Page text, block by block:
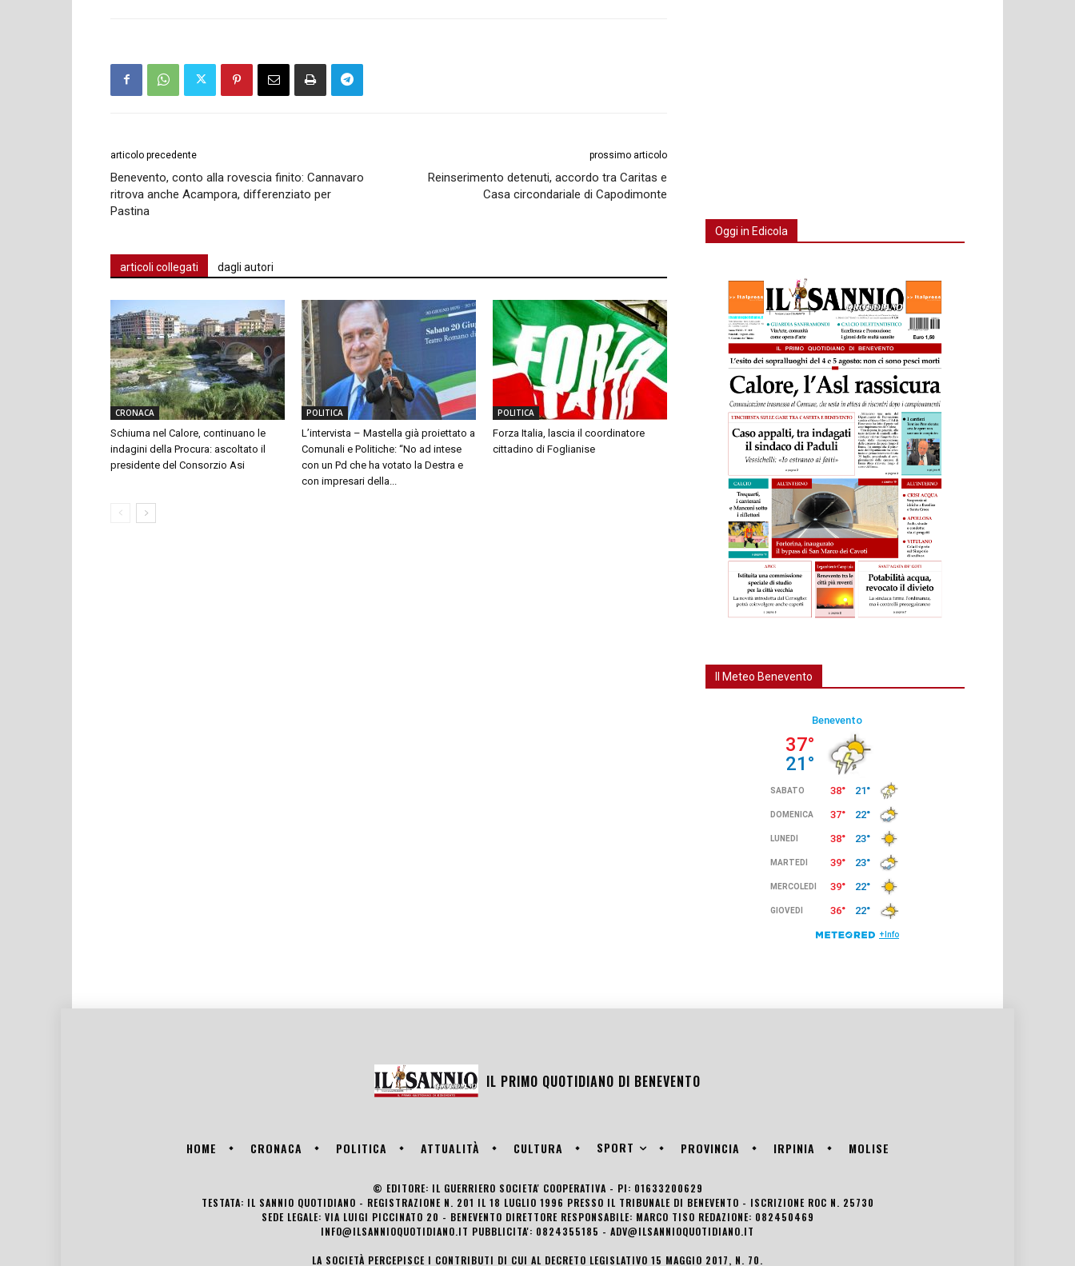
articolo precedente
Benevento, conto alla rovescia finito: Cannavaro
ritrova anche Acampora, differenziato per
Pastina
prossimo articolo
Reinserimento detenuti, accordo tra Caritas e
Casa circondariale di Capodimonte
articoli collegati dagli autori
CRONACA
Schiuma nel Calore, continuano le
indagini della Procura: ascoltato il
presidente del Consorzio Asi
POLITICA
L’intervista – Mastella già proiettato a
Comunali e Politiche: “No ad intese
con un Pd che ha votato la Destra e
con impresari della...
POLITICA
Forza Italia, lascia il coordinatore
cittadino di Foglianise
Oggi in Edicola
Il Meteo Benevento
IL PRIMO QUOTIDIANO DI BENEVENTO
HOME CRONACA POLITICA ATTUALITÀ CULTURA SPORT PROVINCIA IRPINIA MOLISE
© EDITORE: IL GUERRIERO SOCIETA' COOPERATIVA - PI: 01633200629
TESTATA: IL SANNIO QUOTIDIANO - REGISTRAZIONE N. 201 IL 18 LUGLIO 1996 PRESSO IL TRIBUNALE DI BENEVENTO - ISCRIZIONE ROC N. 25730
SEDE LEGALE: VIA LUIGI PICCINATO 20 - BENEVENTO DIRETTORE RESPONSABILE: MARCO TISO REDAZIONE: 082450469
INFO@ILSANNIOQUOTIDIANO.IT PUBBLICITA': 0824355185 - ADV@ILSANNIOQUOTIDIANO.IT
LA SOCIETÀ PERCEPISCE I CONTRIBUTI DI CUI AL DECRETO LEGISLATIVO 15 MAGGIO 2017, N. 70.